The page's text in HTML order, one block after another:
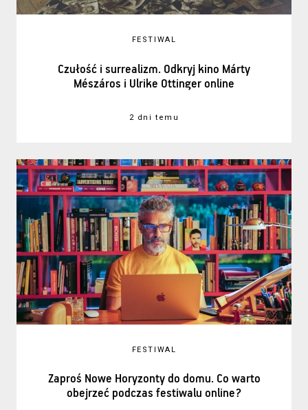
FESTIWAL
Czułość i surrealizm. Odkryj kino Márty
Mészáros i Ulrike Ottinger online
2 dni temu
FESTIWAL
Zaproś Nowe Horyzonty do domu. Co warto
obejrzeć podczas festiwalu online?